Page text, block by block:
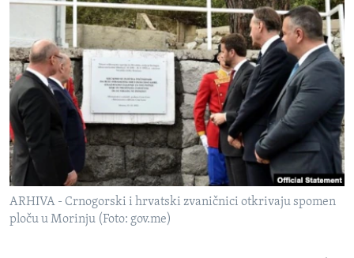
MEDICINA
KULTURA
DRUŠTVO
SPORT
INTERVJU
Jezici
ARHIVA - Crnogorski i hrvatski zvaničnici otkrivaju spomen
ploču u Morinju (Foto: gov.me)